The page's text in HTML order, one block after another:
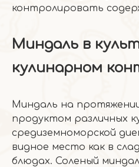
контролировать
Миндаль в
кулинарном
Миндаль на
продуктом различных
средиземноморской
видное место как в
блюдах. Соленый